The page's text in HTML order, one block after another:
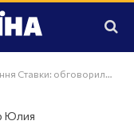
оснащення бригад наступу
Юлия